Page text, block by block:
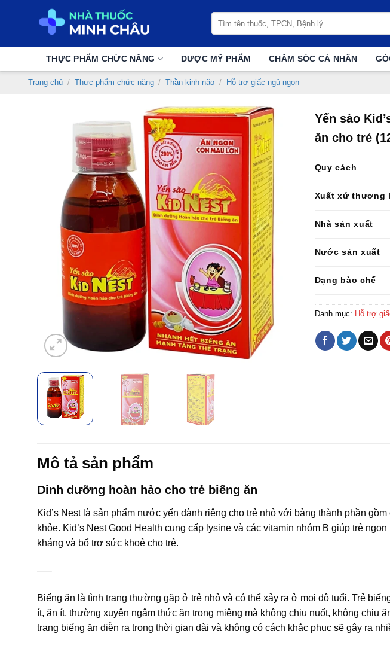
kiếm:
THỰC PHẨM CHỨC NĂNG DƯỢC MỸ PHẨM CHĂM SÓC CÁ NHÂN
Trang chủ / Thực phẩm chức năng / Thần kinh não / Hỗ trợ giấc ngủ ngon
Yến sào
ăn cho trẻ
Quy cách
Xuất xứ thương
Nhà sản xuất
Nước sản xuất
Dạng bào chế
Danh mục: Hỗ trợ
Mô tả sản phẩm
Dinh dưỡng hoàn hảo cho trẻ biếng ăn
Kid’s Nest là sản phẩm nước yến dành riêng cho trẻ nhỏ với bảng thành phần
khỏe. Kid’s Nest Good Health cung cấp lysine và các vitamin nhóm B giúp trẻ
kháng và bổ trợ sức khoẻ cho trẻ.
—–
Biếng ăn là tình trạng thường gặp ở trẻ nhỏ và có thể xảy ra ở mọi độ tuổi. Trẻ
ít, ăn ít, thường xuyên ngậm thức ăn trong miệng mà không chịu nuốt, không chịu
trạng biếng ăn diễn ra trong thời gian dài và không có cách khắc phục sẽ gây ra